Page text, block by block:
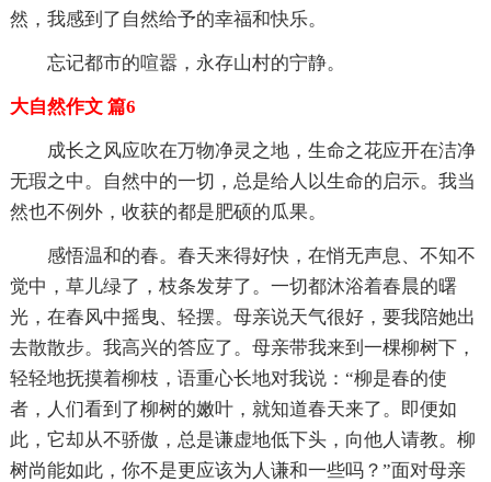
然，我感到了自然给予的幸福和快乐。
忘记都市的喧嚣，永存山村的宁静。
大自然作文 篇6
成长之风应吹在万物净灵之地，生命之花应开在洁净
无瑕之中。自然中的一切，总是给人以生命的启示。我当
然也不例外，收获的都是肥硕的瓜果。
感悟温和的春。春天来得好快，在悄无声息、不知不
觉中，草儿绿了，枝条发芽了。一切都沐浴着春晨的曙
光，在春风中摇曳、轻摆。母亲说天气很好，要我陪她出
去散散步。我高兴的答应了。母亲带我来到一棵柳树下，
轻轻地抚摸着柳枝，语重心长地对我说：“柳是春的使
者，人们看到了柳树的嫩叶，就知道春天来了。即便如
此，它却从不骄傲，总是谦虚地低下头，向他人请教。柳
树尚能如此，你不是更应该为人谦和一些吗？”面对母亲